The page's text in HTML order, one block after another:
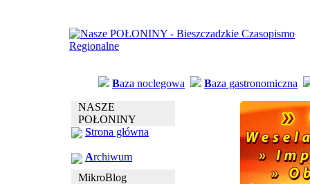
Baza noclegowa Baza gastronomiczna
NASZE
POŁONINY
Strona główna
Archiwum
MikroBlog